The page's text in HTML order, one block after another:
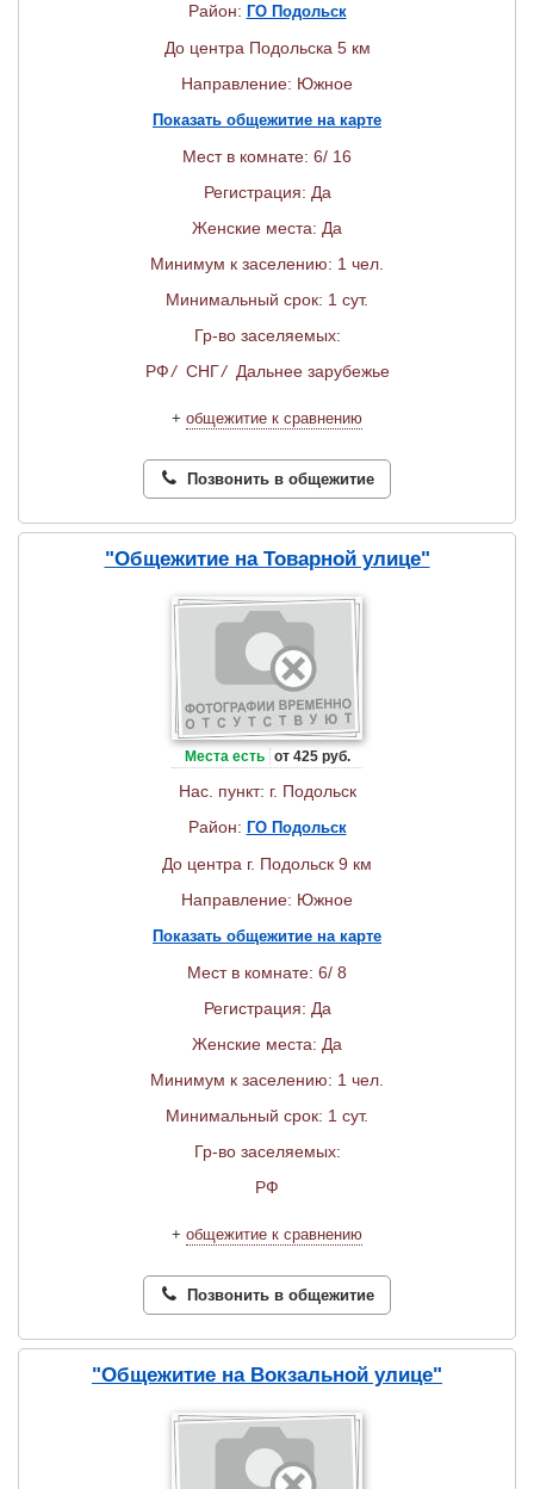
Район: ГО Подольск
До центра Подольска 5 км
Направление: Южное
Показать общежитие на карте
Мест в комнате: 6/ 16
Регистрация: Да
Женские места: Да
Минимум к заселению: 1 чел.
Минимальный срок: 1 сут.
Гр-во заселяемых:
РФ/ СНГ/ Дальнее зарубежье
+ общежитие к сравнению
Позвонить в общежитие
"Общежитие на Товарной улице"
Места есть от 425 руб.
Нас. пункт: г. Подольск
Район: ГО Подольск
До центра г. Подольск 9 км
Направление: Южное
Показать общежитие на карте
Мест в комнате: 6/ 8
Регистрация: Да
Женские места: Да
Минимум к заселению: 1 чел.
Минимальный срок: 1 сут.
Гр-во заселяемых:
РФ
+ общежитие к сравнению
Позвонить в общежитие
"Общежитие на Вокзальной улице"